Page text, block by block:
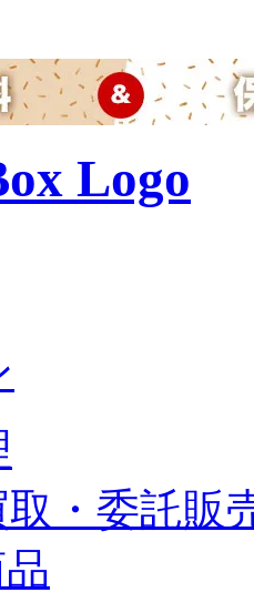
取・委託販